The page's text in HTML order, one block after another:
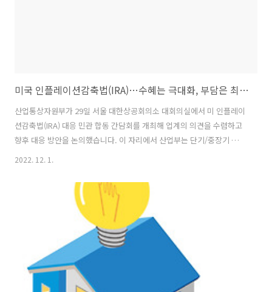
미국 인플레이션감축법(IRA)…수혜는 극대화, 부담은 최소화
산업통상자원부가 29일 서울 대한상공회의소 대회의실에서 미 인플레이
션감축법(IRA) 대응 민관 합동 간담회를 개최해 업계의 의견을 수렴하고
향후 대응 방안을 논의했습니다. 이 자리에서 산업부는 단기/중장기 대
책을 마련해 발표했습니다. 그 내용을 알아봅니다. ◈ 단기 ▶ 상업용 친
북미 최종조립요건/배터리요건과 상관없이 세제 혜택 부여 - 정부 : 상업
용 차량의 범위를 최대한 넓게 적용하도록 미 정부와 협의 중 - 우리 전기
차 업계 : 미국 수출 시 상업용 비중을 높일 수 있도록 준비 ▶ IRA 하위규
정에 우리 업계 이해관계 적극 반영 - 상업용 차량 외에 생산‧투자세액
공제 확대, 배터리 광물‧부품요건 완화 등 우리 업계의 입장이 반영..
2022. 12. 1.